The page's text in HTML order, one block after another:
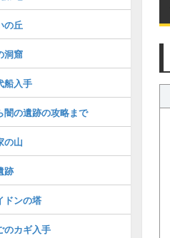
の丘
洞窟
船入手
闇の遺跡の攻略まで
の山
跡
ドンの塔
のカギ入手